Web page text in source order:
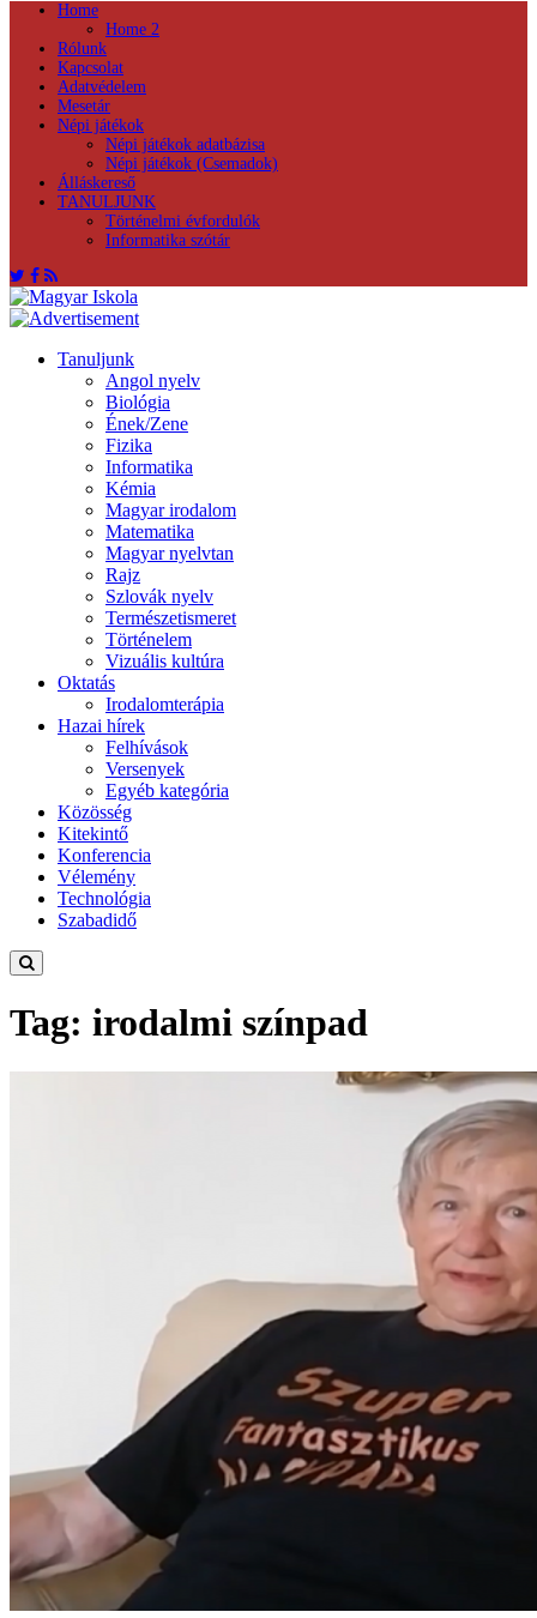
Home
Home 2
Rólunk
Kapcsolat
Adatvédelem
Mesetár
Népi játékok
Népi játékok adatbázisa
Népi játékok (Csemadok)
Álláskereső
TANULJUNK
Történelmi évfordulók
Informatika szótár
Tanuljunk
Angol nyelv
Biológia
Ének/Zene
Fizika
Informatika
Kémia
Magyar irodalom
Matematika
Magyar nyelvtan
Rajz
Szlovák nyelv
Természetismeret
Történelem
Vizuális kultúra
Oktatás
Irodalomterápia
Hazai hírek
Felhívások
Versenyek
Egyéb kategória
Közösség
Kitekintő
Konferencia
Vélemény
Technológia
Szabadidő
Tag: irodalmi színpad